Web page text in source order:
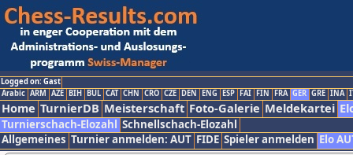
Logged on: Gast
Arabic ARM AZE BIH BUL CAT CHN CRO CZE DEN ENG ESP FAI FIN FRA GER GRE INA
Home TurnierDB Meisterschaft Foto-Galerie Meldekartei
Turnierschach-Elozahl Schnellschach-Elozahl
Allgemeines Turnier anmelden: AUT FIDE Spieler anmelden Elo